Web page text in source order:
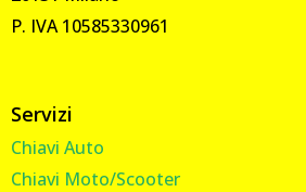
P. IVA 10585330961
Servizi
Chiavi Auto
Chiavi Moto/Scooter